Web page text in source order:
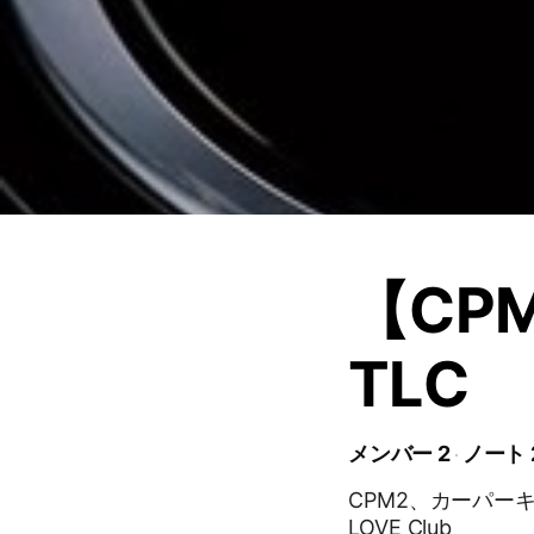
【
TLC
メンバー 2
ノート
CPM2、カーパーキン
LOVE Club